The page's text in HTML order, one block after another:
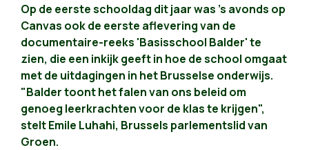
Op de eerste schooldag dit jaar was 's avonds op
Canvas ook de eerste aflevering van de
documentaire-reeks 'Basisschool Balder' te
zien, die een inkijk geeft in hoe de school omgaat
met de uitdagingen in het Brusselse onderwijs.
"Balder toont het falen van ons beleid om
genoeg leerkrachten voor de klas te krijgen",
stelt Emile Luhahi, Brussels parlementslid van
Groen.